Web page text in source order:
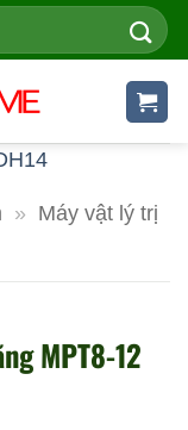
» Máy vật lý trị
MPT8-12